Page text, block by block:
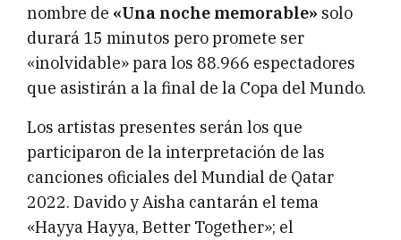
nombre de «Una noche memorable» solo
durará 15 minutos pero promete ser
«inolvidable» para los 88.966 espectadores
que asistirán a la final de la Copa del Mundo.
Los artistas presentes serán los que
participaron de la interpretación de las
canciones oficiales del Mundial de Qatar
2022. Davido y Aisha cantarán el tema
«Hayya Hayya, Better Together»; el